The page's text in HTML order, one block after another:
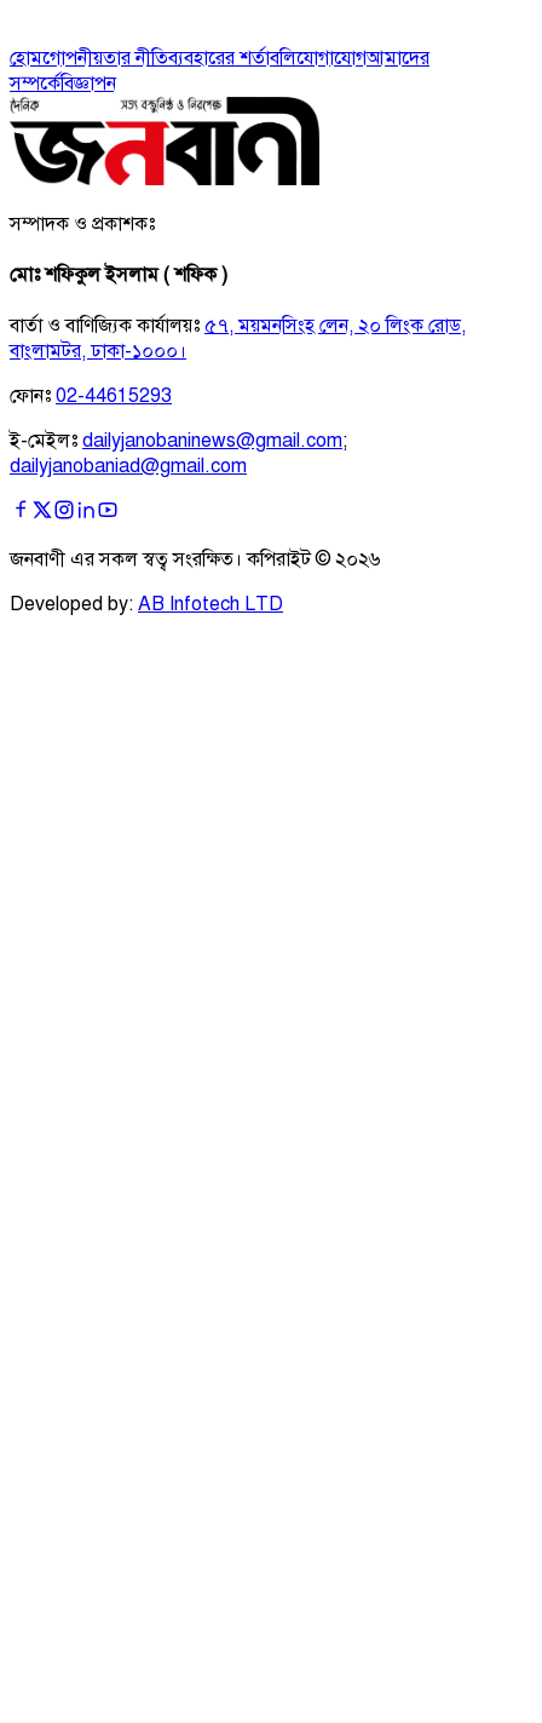
হোমগোপনীয়তার নীতিব্যবহারের শর্তাবলিযোগাযোগআমাদের
সম্পর্কেবিজ্ঞাপন
সম্পাদক ও প্রকাশকঃ
মোঃ শফিকুল ইসলাম ( শফিক )
বার্তা ও বাণিজ্যিক কার্যালয়ঃ ৫৭, ময়মনসিংহ লেন, ২০ লিংক রোড,
বাংলামটর, ঢাকা-১০০০।
ফোনঃ 02-44615293
ই-মেইলঃ dailyjanobaninews@gmail.com;
dailyjanobaniad@gmail.com
জনবাণী এর সকল স্বত্ব সংরক্ষিত। কপিরাইট © ২০২৬
Developed by: AB Infotech LTD